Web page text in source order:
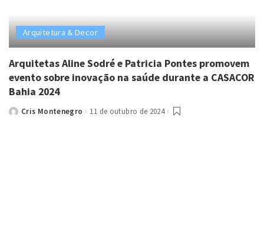
Arquitetura & Decor
Arquitetas Aline Sodré e Patricia Pontes promovem
evento sobre inovação na saúde durante a CASACOR
Bahia 2024
PostedCris Montenegro 11 de outubro de 2024